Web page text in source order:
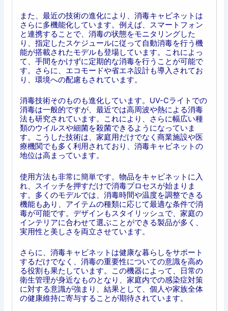
また、最近の技術の進化により、消毒キャビネットは
さらに多機能化しています。例えば、スマートフォン
と連携することで、消毒の状態をモニタリングした
り、指定したスケジュールに従って自動消毒を行う機
能が搭載されたモデルも登場しています。これによっ
て、手間をかけずに定期的な消毒を行うことが可能で
す。さらに、エコモードや省エネ設計も導入されてお
り、環境への配慮もされています。
消毒技術そのものも進化しています。UV-Cライトでの
消毒は一般的ですが、最近では高周波や熱による消毒
法も研究されています。これにより、さらに幅広い種
類のウイルスや細菌を殺菌できるようになっていま
す。こうした技術は、家庭用だけでなく商業施設や医
療機関でも多く利用されており、消毒キャビネットの
地位は高まっています。
使用方法も非常に簡単です。物品をキャビネットに入
れ、スイッチを押すだけで消毒プロセスが始まりま
す。多くのモデルでは、消毒時間や温度を調整できる
機能もあり、アイテムの種類に応じて最適な条件で消
毒が可能です。デザインもスタイリッシュで、家庭の
インテリアに合わせて選ぶことができる製品が多く、
実用性と美しさを両立させています。
さらに、消毒キャビネットは健康な暮らしをサポート
するだけでなく、消毒の重要性についての意識を高め
る役割も果たしています。この機器によって、日常の
衛生管理が身近なものとなり、家庭内での感染症対策
に対する意識が強まり、結果として、個人や家族全体
の健康維持に寄与することが期待されています。